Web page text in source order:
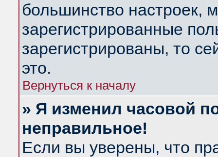
большинство настроек,
зарегистрированные
зарегистрированы, то
это.
Вернуться к началу
» Я изменил часовой
неправильное!
Если вы уверены, что